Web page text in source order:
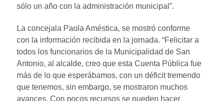
sólo un año con la administración municipal”.
La concejala Paola Améstica, se mostró conforme
con la información recibida en la jornada. “Felicitar a
todos los funcionarios de la Municipalidad de San
Antonio, al alcalde, creo que esta Cuenta Pública fue
más de lo que esperábamos, con un déficit tremendo
que tenemos, sin embargo, se mostraron muchos
avances. Con pocos recursos se pueden hacer